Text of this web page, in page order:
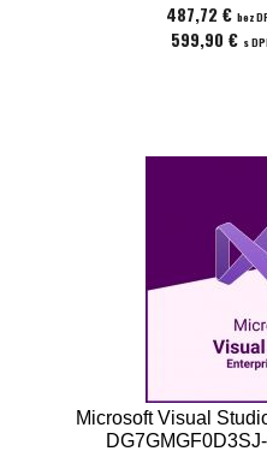
487,72 € bez
599,90 € s
Microsoft Visual